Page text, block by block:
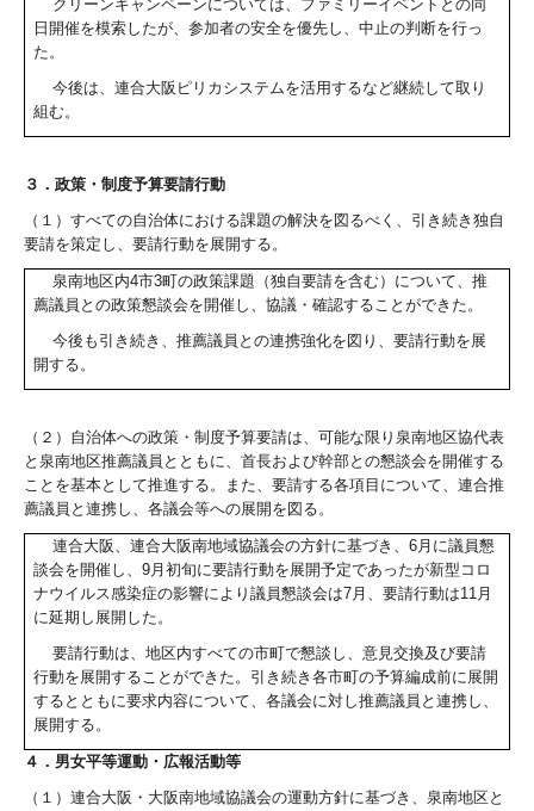
クリーンキャンペーンについては、ファミリーイベントとの同
日開催を模索したが、参加者の安全を優先し、中止の判断を行っ
た。
今後は、連合大阪ピリカシステムを活用するなど継続して取り
組む。
３．政策・制度予算要請行動
（１）すべての自治体における課題の解決を図るべく、引き続き独自
要請を策定し、要請行動を展開する。
泉南地区内4市3町の政策課題（独自要請を含む）について、推
薦議員との政策懇談会を開催し、協議・確認することができた。
今後も引き続き、推薦議員との連携強化を図り、要請行動を展
開する。
（２）自治体への政策・制度予算要請は、可能な限り泉南地区協代表
と泉南地区推薦議員とともに、首長および幹部との懇談会を開催する
ことを基本として推進する。また、要請する各項目について、連合推
薦議員と連携し、各議会等への展開を図る。
連合大阪、連合大阪南地域協議会の方針に基づき、6月に議員懇
談会を開催し、9月初旬に要請行動を展開予定であったが新型コロ
ナウイルス感染症の影響により議員懇談会は7月、要請行動は11月
に延期し展開した。
要請行動は、地区内すべての市町で懇談し、意見交換及び要請
行動を展開することができた。引き続き各市町の予算編成前に展開
するとともに要求内容について、各議会に対し推薦議員と連携し、
展開する。
４．男女平等運動・広報活動等
（１）連合大阪・大阪南地域協議会の運動方針に基づき、泉南地区と